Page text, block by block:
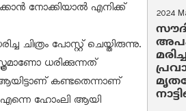
നോക്കിയാൽ എനിക്ക്
ചിത്രം പോസ്റ്റ് ചെയ്തിരുന്നു.
ധരിക്കുന്നത്
കണ്ടതെന്നാണ്
ഹോംലി ആയി
2024